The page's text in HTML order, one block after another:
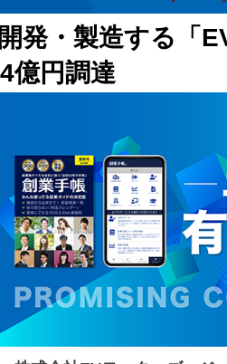
発・製造する「
億円調達